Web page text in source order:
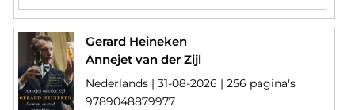
Gerard Heineken
Annejet van der Zijl
Nederlands | 31-08-2026 | 256 pagina's
9789048879977